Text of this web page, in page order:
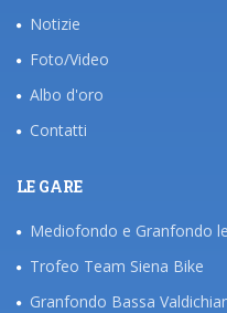
Notizie
Foto/Video
Albo d'oro
Contatti
LE GARE
Mediofondo e Granfondo
Trofeo Team Siena Bike
Granfondo Bassa